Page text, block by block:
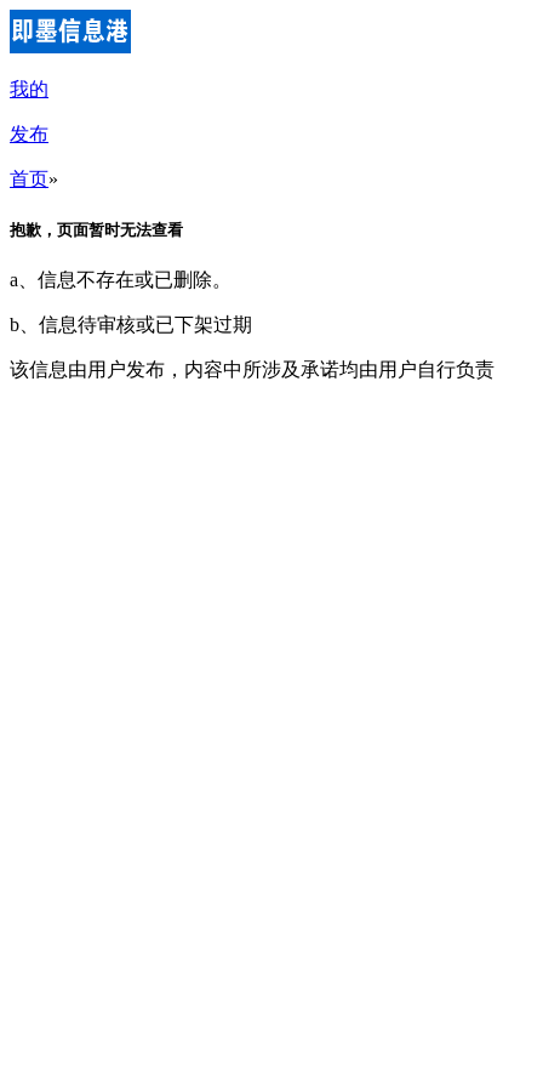
我的
发布
首页»
抱歉，页面暂时无法查看
a、信息不存在或已删除。
b、信息待审核或已下架过期
该信息由用户发布，内容中所涉及承诺均由用户自行负责